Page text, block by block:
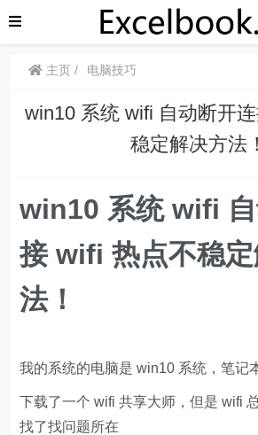
主页 电脑技巧
win10 系统 wifi 自动断开
稳定解决方法！
win10 系统 wifi
接 wifi 热点不稳
法！
我的系统的电脑是 win10 系统，笔记
下载了一个 wifi 共享大师，但是 wifi
找了找问题所在